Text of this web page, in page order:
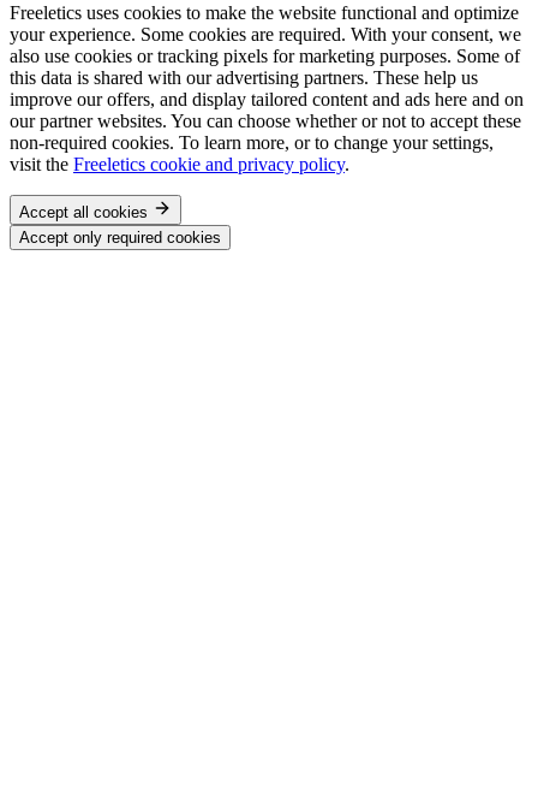
Freeletics uses cookies to make the website functional and optimize
your experience. Some cookies are required. With your consent, we
also use cookies or tracking pixels for marketing purposes. Some of
this data is shared with our advertising partners. These help us
improve our offers, and display tailored content and ads here and on
our partner websites. You can choose whether or not to accept these
non-required cookies. To learn more, or to change your settings,
visit the Freeletics cookie and privacy policy.
Accept all cookies
Accept only required cookies